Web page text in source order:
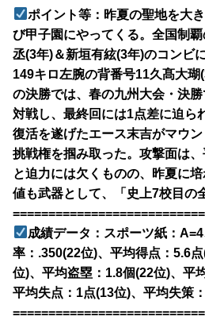
ポイント等：昨夏の聖地を大
び甲子園にやってくる。全国制
丞(3年)＆新垣有絃(3年)のコンビ
149キロ左腕の背番号11久髙大
の決勝では、春の九州大会・決
対戦し、最終回には1点差に迫ら
復活を遂げたエース末吉がマウン
挑戦権を掴み取った。攻撃面は
と迫力には欠くものの、昨夏に
値も武器として、「史上7校目の
成績データ：スポーツ紙：
率：.350(22位)、平均得点：5.6
位)、平均盗塁：1.8個(22位)、平
平均失点：1点(13位)、平均失策